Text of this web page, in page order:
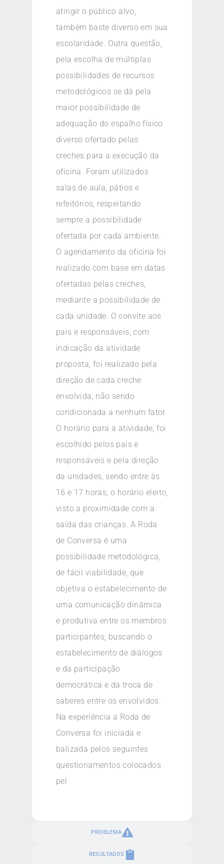
PROBLEMA
RESULTADOS
atingir o público alvo,
também baste diverso em sua
escolaridade. Outra questão,
pela escolha de múltiplas
possibilidades de recursos
metodológicos se dá pela
maior possibilidade de
adequação do espalho físico
diverso ofertado pelas
creches para a execução da
oficina. Foram utilizados
salas de aula, pátios e
refeitórios, respeitando
sempre a possibilidade
ofertada por cada ambiente.
O agendamento da oficina foi
realizado com base em datas
ofertadas pelas creches,
mediante a possibilidade de
cada unidade. O convite aos
pais e responsáveis, com
indicação da atividade
proposta, foi realizado pela
direção de cada creche
envolvida, não sendo
condicionada a nenhum fator.
O horário para a atividade, foi
escolhido pelos pais e
responsáveis e pela direção
da unidades, sendo entre às
16 e 17 horas, o horário eleito,
visto a proximidade com a
saída das crianças. A Roda
de Conversa é uma
possibilidade metodológica,
de fácil viabilidade, que
objetiva o estabelecimento de
uma comunicação dinâmica
e produtiva entre os membros
participantes, buscando o
estabelecimento de diálogos
e da participação
democrática e da troca de
saberes entre os envolvidos.
Na experiência a Roda de
Conversa foi iniciada e
balizada pelos seguintes
questionamentos colocados
pel